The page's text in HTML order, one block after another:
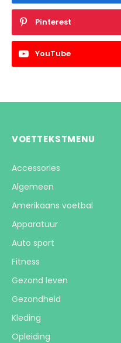
Pinterest
YouTube
VOETTEKSTMENU
Accessories
Algemeen
Amerikaans voetbal
Apparatuur
Auto sport
Fitness
Gezond leven
Gezondheid
Kleding
Opleiding